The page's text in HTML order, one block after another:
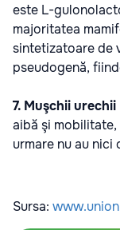
este L-
majoritatea
sintetizatoare de
pseudogenă,
7. Muşchii urechii
aibă şi mobilitate,
urmare nu au
Sursa: